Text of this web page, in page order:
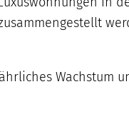
Wachstum